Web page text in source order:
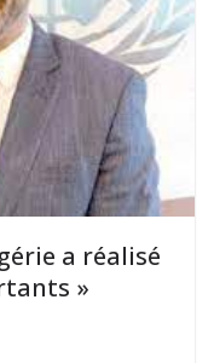
a réalisé
»